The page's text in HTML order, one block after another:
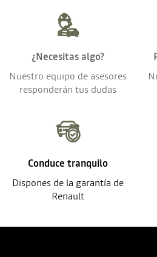
¿Necesitas algo?
Nuestro equipo de asesores
responderán tus dudas
Conduce tranquilo
Dispones de la garantía de
Renault